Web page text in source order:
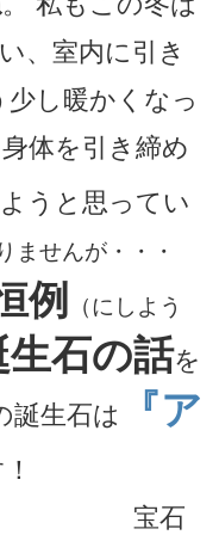
討の皆様へ。
、室内に引き
し暖かくなっ
体を引き締め
うと思ってい
ませんが・・・
例 （にしよう
生石の話を
誕生石は
『ア
宝石